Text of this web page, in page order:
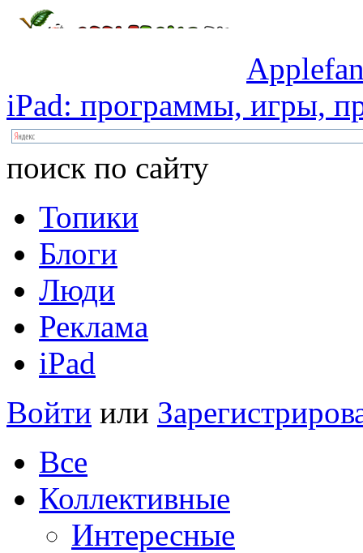
iPad: программы, игры,
поиск по сайту
Топики
Блоги
Люди
Реклама
iPad
Войти или
Все
Коллективные
Интересные